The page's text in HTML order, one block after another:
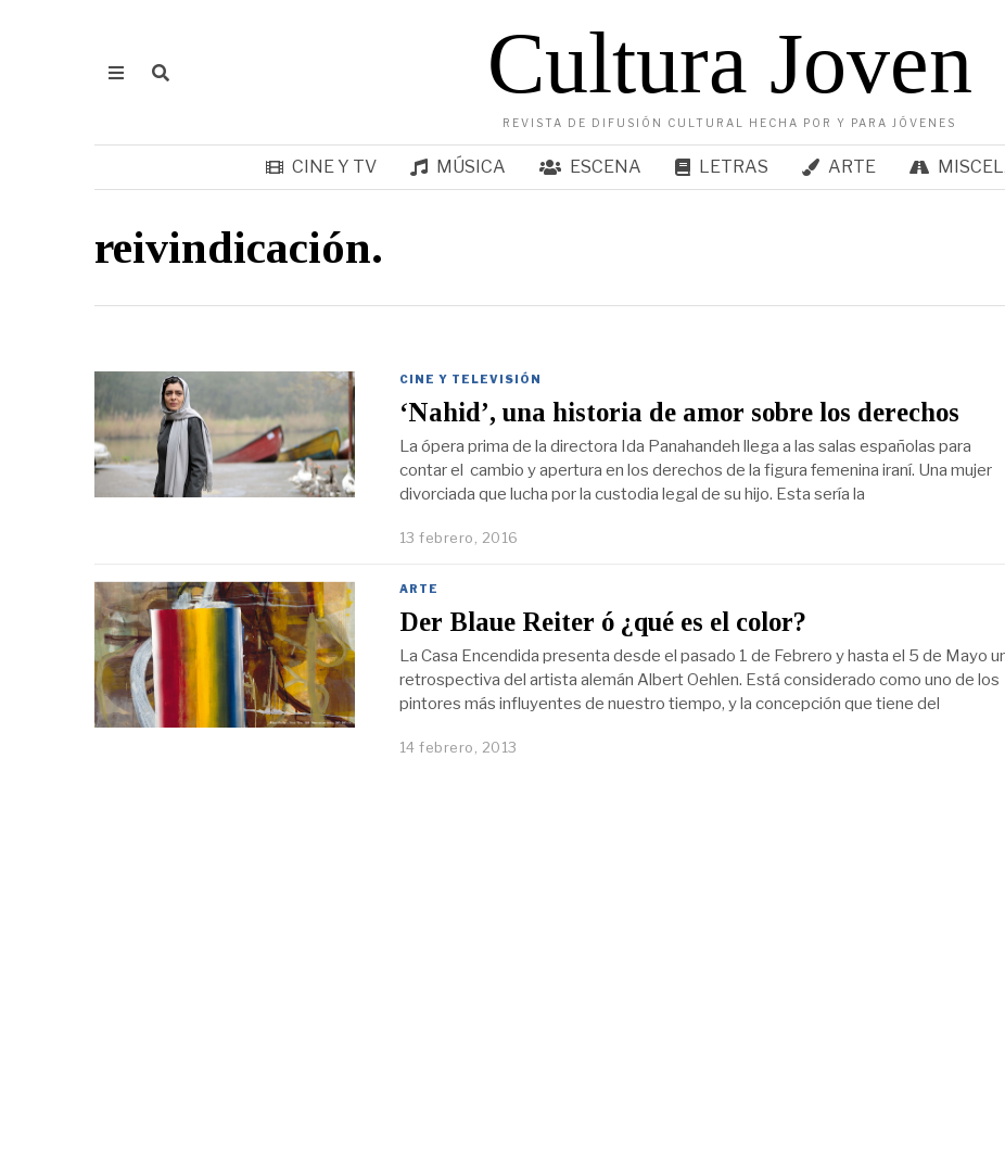
Cultura Joven
REVISTA DE DIFUSIÓN CULTURAL HECHA POR Y PARA JÓVENES
CINE Y TV MÚSICA ESCENA LETRAS ARTE
reivindicación.
CINE Y TELEVISIÓN
‘Nahid’, una historia de amor sobre los derechos
La ópera prima de la directora Ida Panahandeh llega a las salas españolas para
contar el cambio y apertura en los derechos de la figura femenina iraní. Una mujer
divorciada que lucha por la custodia legal de su hijo. Esta sería la
13 febrero, 2016
ARTE
Der Blaue Reiter ó ¿qué es el color?
La Casa Encendida presenta desde el pasado 1 de Febrero y hasta el 5 de Mayo
retrospectiva del artista alemán Albert Oehlen. Está considerado como uno de los
pintores más influyentes de nuestro tiempo, y la concepción que tiene del
14 febrero, 2013